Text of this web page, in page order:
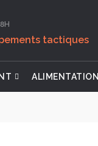
tactiques
ALIMENTATION